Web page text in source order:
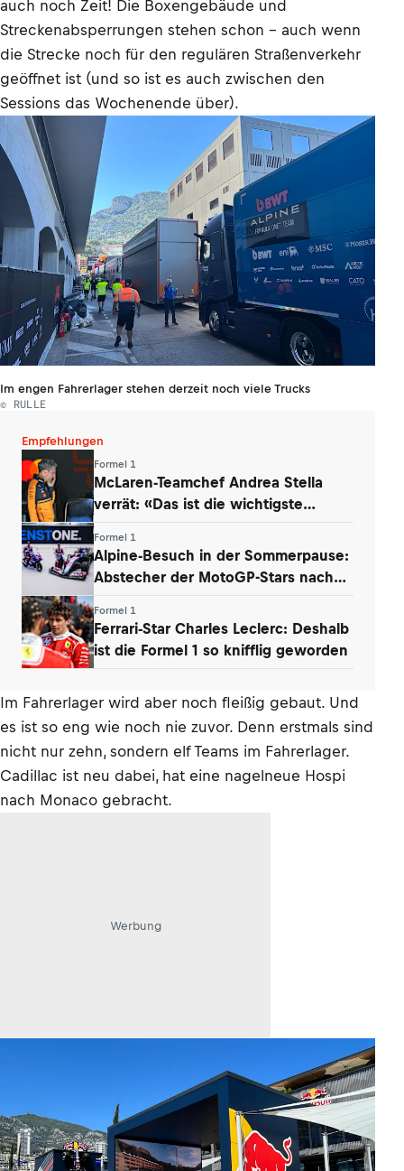
auch noch Zeit! Die Boxengebäude und
Streckenabsperrungen stehen schon – auch wenn
die Strecke noch für den regulären Straßenverkehr
geöffnet ist (und so ist es auch zwischen den
Sessions das Wochenende über).
Im engen Fahrerlager stehen derzeit noch viele Trucks
© RULLE
Empfehlungen
Formel 1
McLaren-Teamchef Andrea Stella
verrät: «Das ist die wichtigste
Formel 1
Alpine-Besuch in der Sommerpause:
Abstecher der MotoGP-Stars nach
Formel 1
Ferrari-Star Charles Leclerc: Deshalb
ist die Formel 1 so knifflig geworden
Im Fahrerlager wird aber noch fleißig gebaut. Und
es ist so eng wie noch nie zuvor. Denn erstmals sind
nicht nur zehn, sondern elf Teams im Fahrerlager.
Cadillac ist neu dabei, hat eine nagelneue Hospi
nach Monaco gebracht.
Werbung